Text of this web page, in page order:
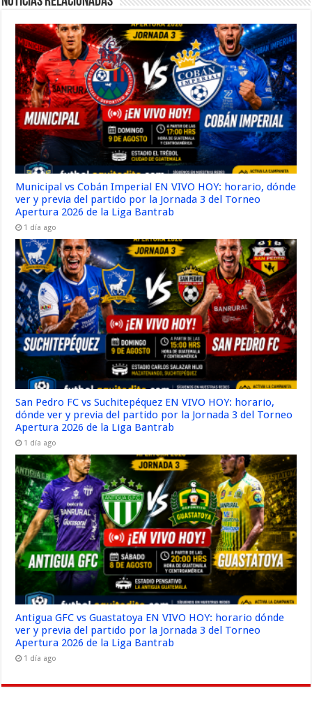
Municipal vs Cobán Imperial EN VIVO HOY: horario, dónde
ver y previa del partido por la Jornada 3 del Torneo
Apertura 2026 de la Liga Bantrab
1 día ago
San Pedro FC vs Suchitepéquez EN VIVO HOY: horario,
dónde ver y previa del partido por la Jornada 3 del Torneo
Apertura 2026 de la Liga Bantrab
1 día ago
Antigua GFC vs Guastatoya EN VIVO HOY: horario dónde
ver y previa del partido por la Jornada 3 del Torneo
Apertura 2026 de la Liga Bantrab
1 día ago